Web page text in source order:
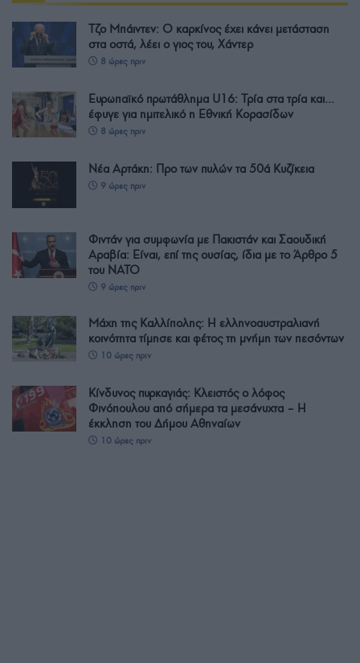
Τζο Μπάιντεν: Ο καρκίνος έχει κάνει μετάσταση
στα οστά, λέει ο γιος του, Χάντερ
8 ώρες πριν
Ευρωπαϊκό πρωτάθλημα U16: Τρία στα τρία και…
έφυγε για ημιτελικό η Εθνική Κορασίδων
8 ώρες πριν
Νέα Αρτάκη: Προ των πυλών τα 50ά Κυζίκεια
9 ώρες πριν
Φιντάν για συμφωνία με Πακιστάν και Σαουδική
Αραβία: Είναι, επί της ουσίας, ίδια με το Άρθρο 5
του ΝΑΤΟ
9 ώρες πριν
Μάχη της Καλλίπολης: Η ελληνοαυστραλιανή
κοινότητα τίμησε και φέτος τη μνήμη των πεσόντων
10 ώρες πριν
Κίνδυνος πυρκαγιάς: Κλειστός ο λόφος
Φινόπουλου από σήμερα τα μεσάνυχτα – Η
έκκληση του Δήμου Αθηναίων
10 ώρες πριν